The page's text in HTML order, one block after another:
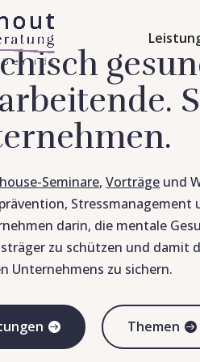
Seminare,Vorträge und
Stressmanagement
darin, die mentale
zu schützen und damit
Unternehmens zu sichern.
Themen